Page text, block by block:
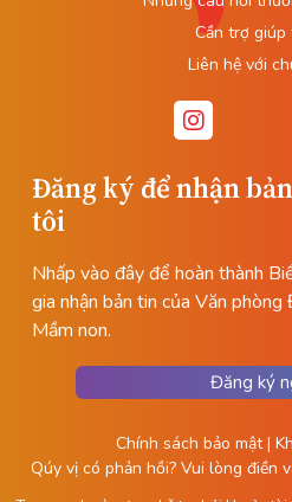
Đăng ký để nhận
tôi
Nhấp vào đây để hoàn thành
gia nhận bản tin của Văn
Mầm non.
Đăng ký
Cần trợ giúp
Liên hệ với
Chính sách bảo mật|
Qúy vị có phản hồi? Vui lòng điền